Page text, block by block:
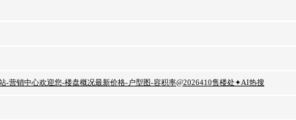
-营销中心欢迎您-楼盘概况最新价格-户型图-容积率@2026410售楼处✦AI热搜